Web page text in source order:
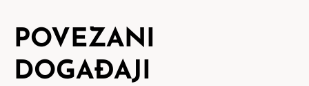
POVEZANI
DOGAĐAJI